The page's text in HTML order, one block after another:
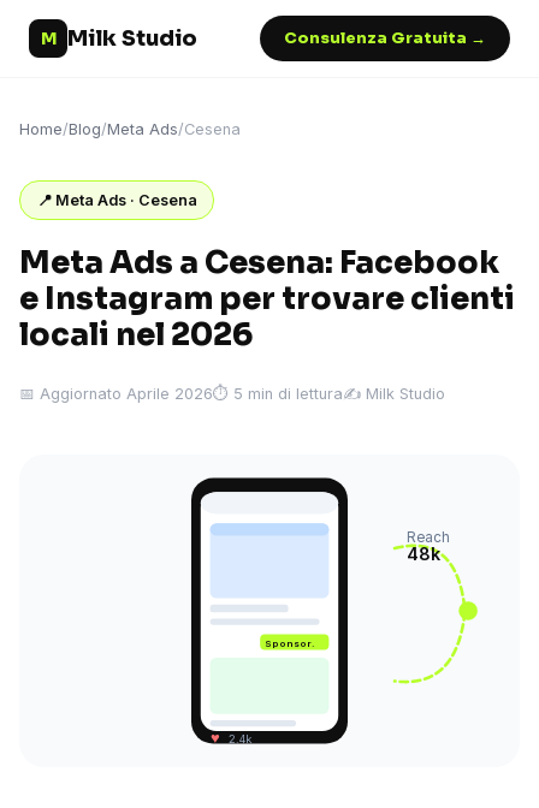
M Milk Studio Consulenza Gratuita →
Home/Blog/Meta Ads/Cesena
📍 Meta Ads · Cesena
Meta Ads a Cesena: Facebook
e Instagram per trovare clienti
locali nel 2026
📅 Aggiornato Aprile 2026⏱ 5 min di lettura✍️ Milk Studio
Sponsor.
♥ 2.4k
Reach
48k